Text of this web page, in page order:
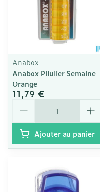
Anabox
Anabox Pilulier Semaine
Orange
11,79 €
Ajouter au panier